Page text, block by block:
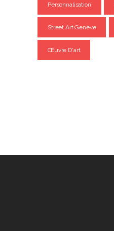
Personnalisation
Street Art Genève
Œuvre D'art